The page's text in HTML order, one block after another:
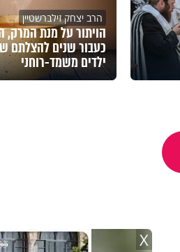
הרב יצחק זילברשטיין
הויתור על מנת המרק,
כעבור שנים להצלתם
ילדים משמד-רוחני
X